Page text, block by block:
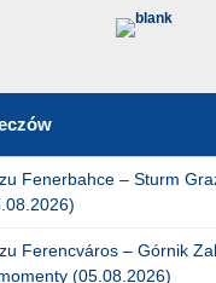
Fenerbahce – Sturm
Ferencváros – Górnik
(05.08.2026)